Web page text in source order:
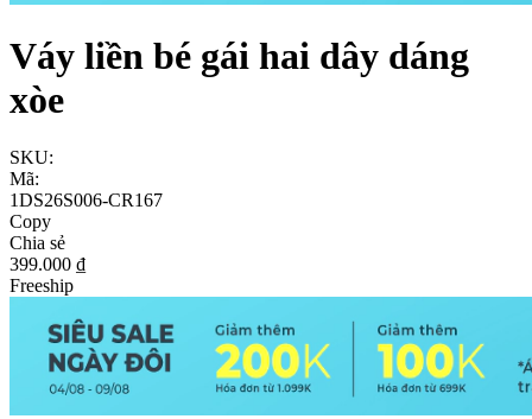
Váy liền bé gái hai dây dáng
xòe
SKU:
Mã:
1DS26S006-CR167
Copy
Chia sẻ
399.000 ₫
Freeship